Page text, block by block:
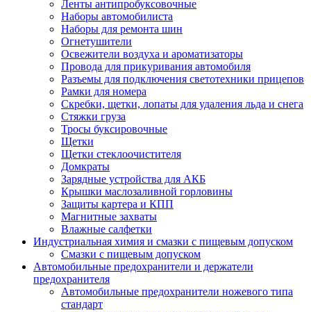
Ленты антипробуксовочные
Наборы автомобилиста
Наборы для ремонта шин
Огнетушители
Освежители воздуха и ароматизаторы
Провода для прикуривания автомобиля
Разъемы для подключения светотехники прицепов
Рамки для номера
Скребки, щетки, лопаты для удаления льда и снега
Стяжки груза
Тросы буксировочные
Щетки
Щетки стеклоочистителя
Домкраты
Зарядные устройства для АКБ
Крышки маслозаливной горловины
Защиты картера и КПП
Магнитные захваты
Влажные салфетки
Индустриальная химия и смазки с пищевым допуском
Смазки с пищевым допуском
Автомобильные предохранители и держатели
предохранителя
Автомобильные предохранители ножевого типа
стандарт